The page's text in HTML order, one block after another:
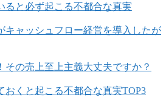
ると必ず起こる不都合な真実
キャッシュフロー経営を導入したが
その売上至上主義大丈夫ですか？
おくと起こる不都合な真実TOP3